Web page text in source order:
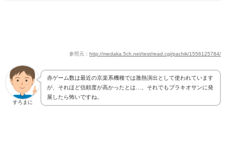
参照元： http://medaka.5ch.net/test/read.cgi/pachik/1556125784/
すろまに
赤ゲーム数は最近の京楽系機種では激熱演出として使われています
が、それほど信頼度が高かったとは…。それでもブラキオサンに発
展したら怖いですね。